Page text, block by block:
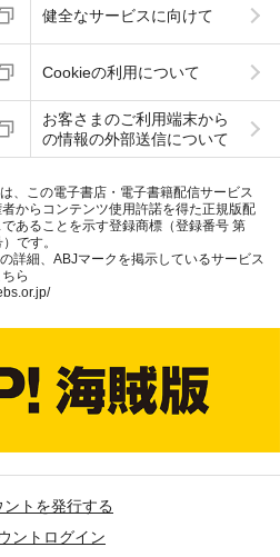
健全なサービスに向けて
Cookieの利用について
お客さまのご利用端末から
の情報の外部送信について
、この電子書店・電子書籍配信サービス
からコンテンツ使用許諾を得た正規版配
あることを示す登録商標（登録番号 第
です。
詳細、ABJマークを掲示しているサービス
ら
トを発行する
ントログイン